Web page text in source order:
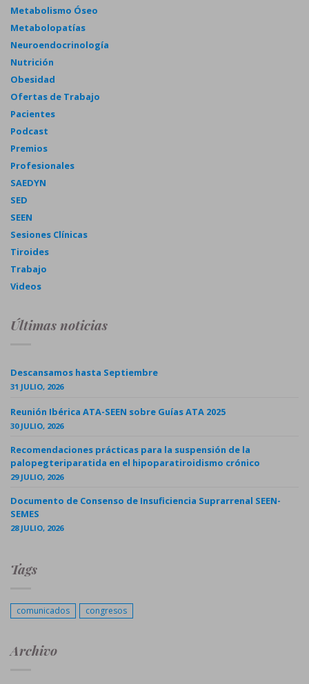
Metabolismo Óseo
Metabolopatías
Neuroendocrinología
Nutrición
Obesidad
Ofertas de Trabajo
Pacientes
Podcast
Premios
Profesionales
SAEDYN
SED
SEEN
Sesiones Clínicas
Tiroides
Trabajo
Videos
Últimas noticias
Descansamos hasta Septiembre
31 JULIO, 2026
Reunión Ibérica ATA-SEEN sobre Guías ATA 2025
30 JULIO, 2026
Recomendaciones prácticas para la suspensión de la
palopegteriparatida en el hipoparatiroidismo crónico
29 JULIO, 2026
Documento de Consenso de Insuficiencia Suprarrenal SEEN-
SEMES
28 JULIO, 2026
Tags
comunicados congresos
Archivo